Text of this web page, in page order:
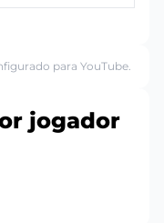
para YouTube.
jogador